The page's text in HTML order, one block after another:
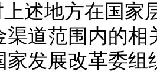
上述地方在国家
渠道范围内的
家发展改革委组